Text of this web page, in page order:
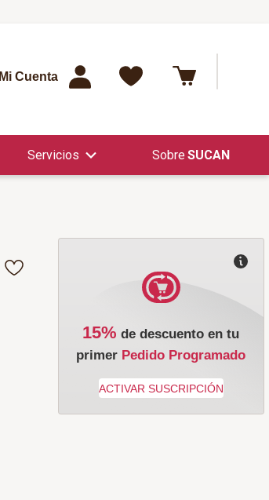
Mi Cuenta
Servicios SUCAN
15% de descuento en tu
primer Pedido Programado